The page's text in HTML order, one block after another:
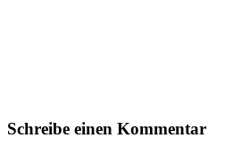
Schreibe einen Kommentar